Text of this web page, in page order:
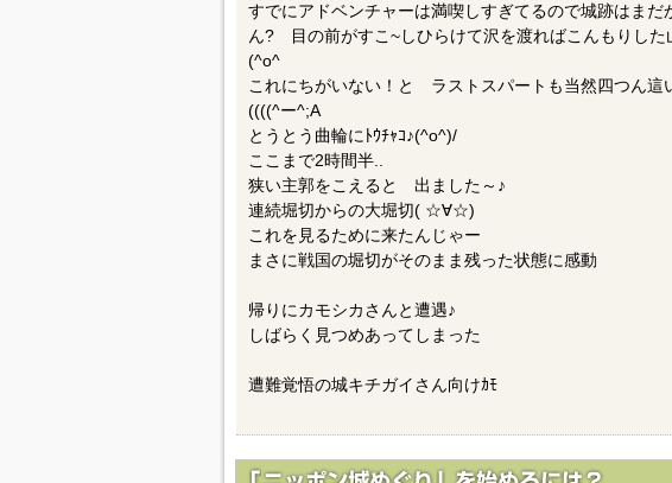
すでにアドベンチャーは満喫しすぎてるので城跡はま
ん? 目の前がすこ~しひらけて沢を渡ればこんもりした
(^o^ゞ
これにちがいない！と ラストスパートも当然四つん這
((((^ー^;A
とうとう曲輪にﾄｳﾁｬｺ♪(^o^)/
ここまで2時間半..
狭い主郭をこえると 出ました～♪
連続堀切からの大堀切( ☆∀☆)
これを見るために来たんじゃー
まさに戦国の堀切がそのまま残った状態に感動
帰りにカモシカさんと遭遇♪
しばらく見つめあってしまった
遭難覚悟の城キチガイさん向けｶﾓ